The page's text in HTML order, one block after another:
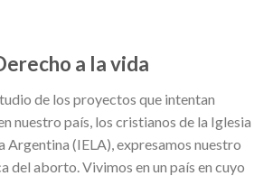
a la vida
de los proyectos que intentan
nuestro país, los cristianos de la Iglesia
Argentina (IELA), expresamos nuestro
del aborto. Vivimos en un país en cuyo